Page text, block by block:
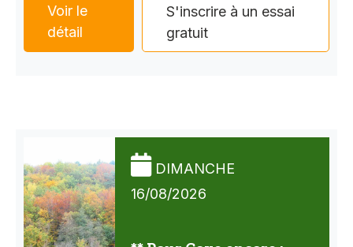
Voir le
détail
S'inscrire à un essai
gratuit
DIMANCHE
16/08/2026